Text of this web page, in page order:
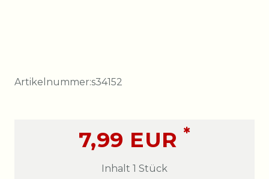
Artikelnummer:s34152
7,99 EUR *
Inhalt 1 Stück